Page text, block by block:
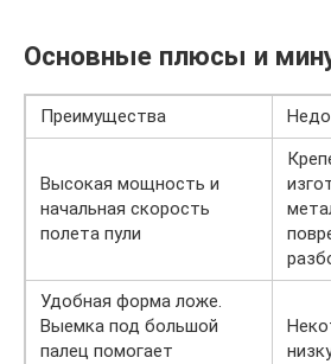
Основные плюсы и
Преимущества
Высокая мощность и
начальная скорость
полета пули
Удобная форма ложе.
Выемка под большой
палец помогает